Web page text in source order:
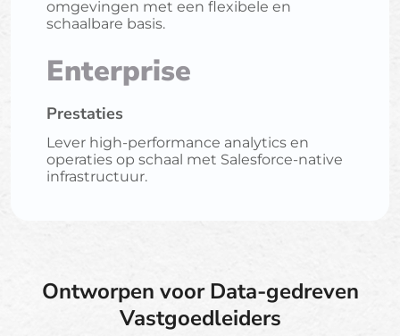
omgevingen met een flexibele en
schaalbare basis.
Enterprise
Prestaties
Lever high-performance analytics en
operaties op schaal met Salesforce-native
infrastructuur.
Ontworpen voor Data-gedreven
Vastgoedleiders